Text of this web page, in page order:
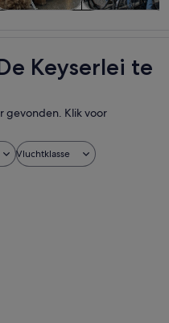
Keyserlei te
gevonden. Klik voor
Vluchtklasse